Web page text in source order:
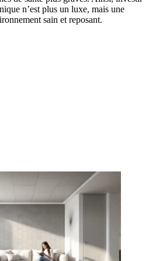
n’est plus un luxe, mais une
sain et reposant.